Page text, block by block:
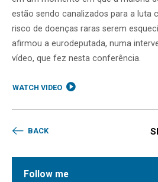
estão sendo canalizados para a luta
risco de doenças raras serem
afirmou a eurodeputada, numa
vídeo, que fez nesta conferência.
WATCH VIDEO
BACK
Follow me